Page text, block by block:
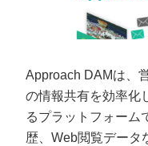
Approach DAMは、
の情報共有を効率化
るプラットフォーム
歴、Web閲覧データ